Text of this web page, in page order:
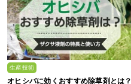
生産技術
オヒシバに効くおすすめ除草剤とは？